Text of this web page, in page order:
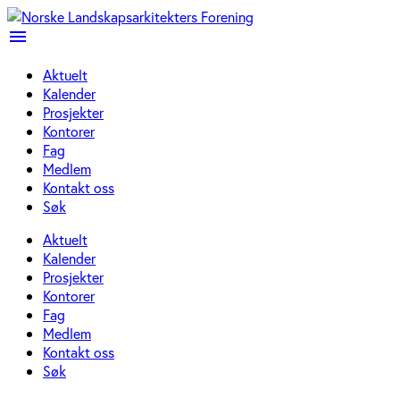
menu
Aktuelt
Kalender
Prosjekter
Kontorer
Fag
Medlem
Kontakt oss
Søk
Aktuelt
Kalender
Prosjekter
Kontorer
Fag
Medlem
Kontakt oss
Søk